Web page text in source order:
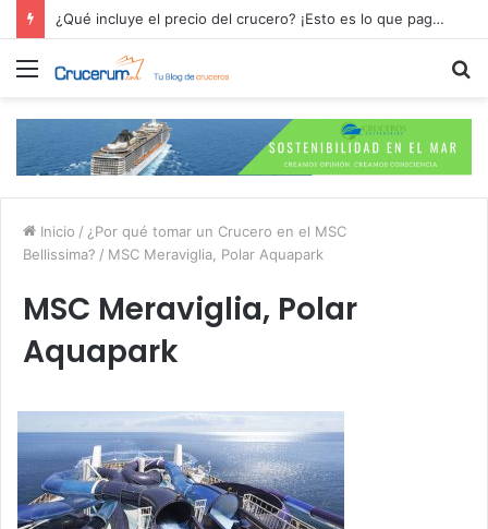
¿Qué incluye el precio del crucero? ¡Esto es lo que pagas por tu aventura en alta mar!
Menú
Inicio / ¿Por qué tomar un Crucero en el MSC
Bellissima? / MSC Meraviglia, Polar Aquapark
MSC Meraviglia, Polar
Aquapark